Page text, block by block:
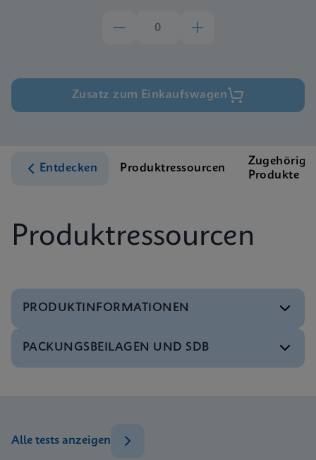
Zusatz zum Einkaufswagen
Entdecken Produktressourcen
Zugehörige
Produkte
Produktressourcen
PRODUKTINFORMATIONEN
Test-Menü
Test Menu CE-IVD (English) (GeneXpert System)
Test-Menü
PACKUNGSBEILAGEN UND SDB
Alle tests anzeigen